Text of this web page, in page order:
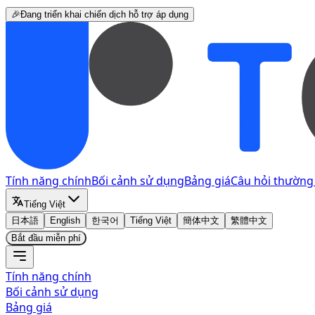
🎉Đang triển khai chiến dịch hỗ trợ áp dụng
Tính năng chínhBối cảnh sử dụngBảng giáCâu hỏi
Tiếng Việt
日本語
English 한국어 Tiếng Việt 簡体中文
繁體中文
Bắt đầu miễn phí
Tính năng chính
Bối cảnh sử dụng
Bảng giá